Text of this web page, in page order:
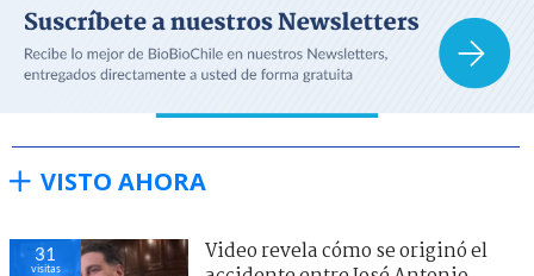
VISTO AHORA
31
visitas
Video revela cómo se originó el